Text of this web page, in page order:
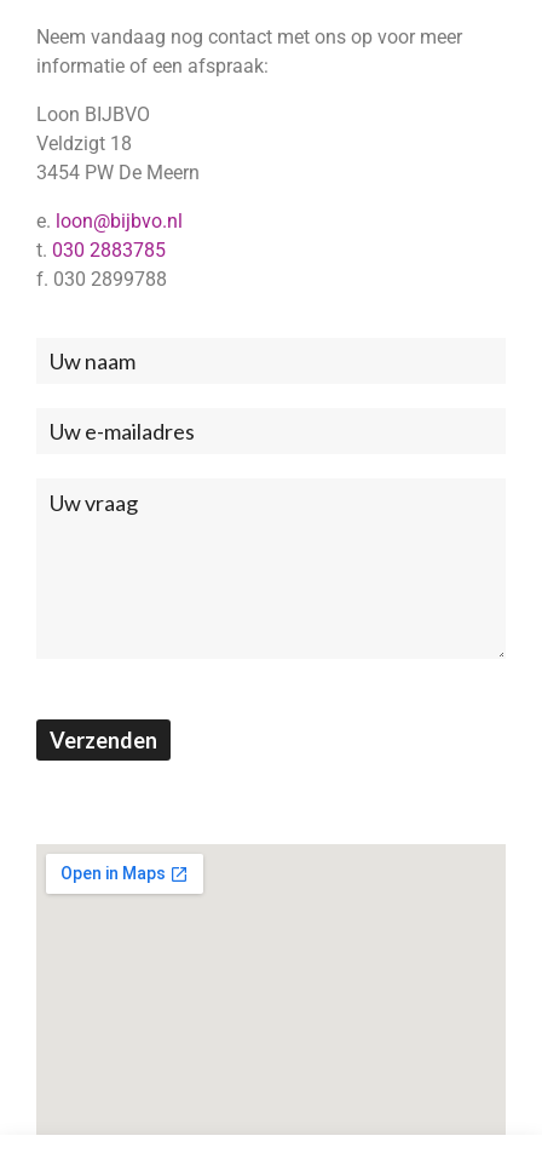
Neem vandaag nog contact met ons op voor meer
informatie of een afspraak:
Loon BIJBVO
Veldzigt 18
3454 PW De Meern
e. loon@bijbvo.nl
t. 030 2883785
f. 030 2899788
Neem
met
ons
Verzenden